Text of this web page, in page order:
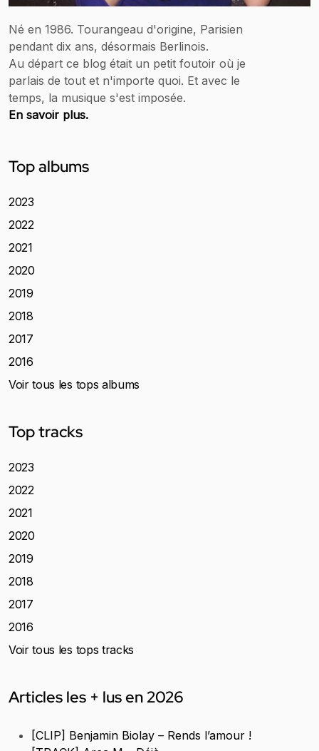
Né en 1986. Tourangeau d'origine, Parisien
pendant dix ans, désormais Berlinois.
Au départ ce blog était un petit foutoir où je
parlais de tout et n'importe quoi. Et avec le
temps, la musique s'est imposée.
En savoir plus.
Top albums
2023
2022
2021
2020
2019
2018
2017
2016
Voir tous les tops albums
Top tracks
2023
2022
2021
2020
2019
2018
2017
2016
Voir tous les tops tracks
Articles les + lus en 2026
[CLIP] Benjamin Biolay – Rends l’amour !